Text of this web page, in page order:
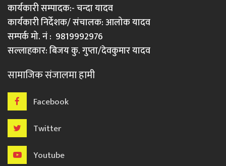
कार्यकारी सम्पादक:- चन्दा यादव
कार्यकारी निर्देशक/ संचालक: आलोक यादव
सम्पर्क मो. नं : 9819992976
सल्लाहकार: बिजय कु. गुप्ता/देवकुमार यादव
सामाजिक संजालमा हामी
Facebook
Twitter
Youtube